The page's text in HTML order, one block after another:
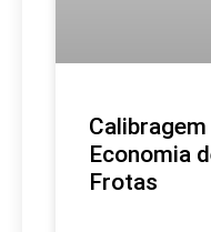
Economia
Frotas